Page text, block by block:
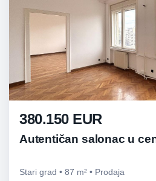
380.150 EUR
Autentičan salonac u
Stari grad • 87 m² • Prodaja